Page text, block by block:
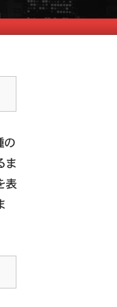
の
ま
表